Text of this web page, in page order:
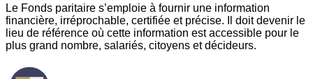
Le Fonds paritaire s’emploie à fournir une information
financière, irréprochable, certifiée et précise. Il doit devenir le
lieu de référence où cette information est accessible pour le
plus grand nombre, salariés, citoyens et décideurs.